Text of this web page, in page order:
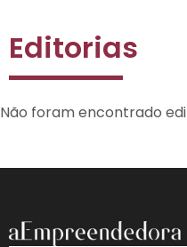
Editorias
Não foram encontrado